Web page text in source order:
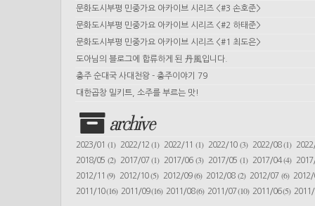
문화도시부평 민중가요 아카이브 시리즈 <#3 손호준>
문화도시부평 민중가요 아카이브 시리즈 <#2 하태준>
문화도시부평 민중가요 아카이브 시리즈 <#1 최도은>
도아님의 블로그에 합류하게 된 丹風입니다.
충주 순대국 사대천왕 - 충주이야기 79
대한곱창 밀키트, 소주를 부르는 맛!
archive
2023/01 (1) 2022/12(1) 2022/11(1) 2022/10 (3) 2022/08(1)
2018/05 (2) 2017/07(1) 2017/06(3) 2017/05 (1) 2017/04(4)
2012/11(9) 2012/10(5) 2012/09(6) 2012/08 (2) 2012/07 (6)
2011/10(16) 2011/09(16) 2011/08(6) 2011/07(10) 2011/06(5)